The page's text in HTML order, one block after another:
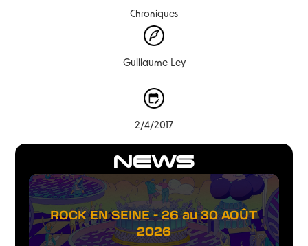
NEWS
ROCK EN SEINE - 26 au 30 AOÛT
2026
Chroniques
Guillaume Ley
2/4/2017